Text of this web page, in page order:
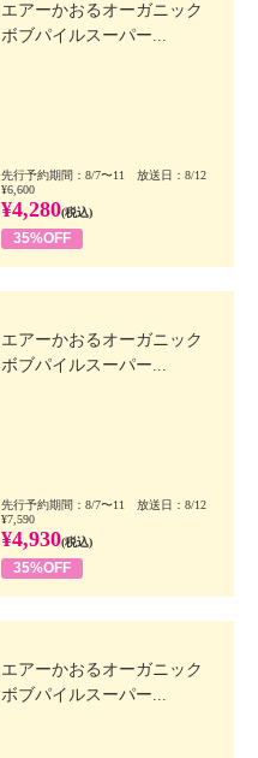
エアーかおるオーガニック
ボブパイルスーパー...
先行予約期間：8/7〜11 放送日：8/12
¥6,600
¥4,280(税込)
35%OFF
エアーかおるオーガニック
ボブパイルスーパー...
先行予約期間：8/7〜11 放送日：8/12
¥7,590
¥4,930(税込)
35%OFF
エアーかおるオーガニック
ボブパイルスーパー...